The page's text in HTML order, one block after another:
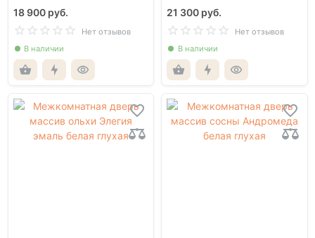
18 900 руб.
Нет отзывов
В наличии
21 300 руб.
Нет отзывов
В наличии